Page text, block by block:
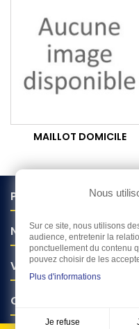
MAILLOT DOMICILE
PRODUITS
NOTRE SOCIÉTÉ
VOTRE COMPTE
CONTACT
Nous
Sur ce site, nous utilisons
audience, entretenir la
ponctuellement du contenu
pouvez choisir de les
Plus d'informations
Je refuse